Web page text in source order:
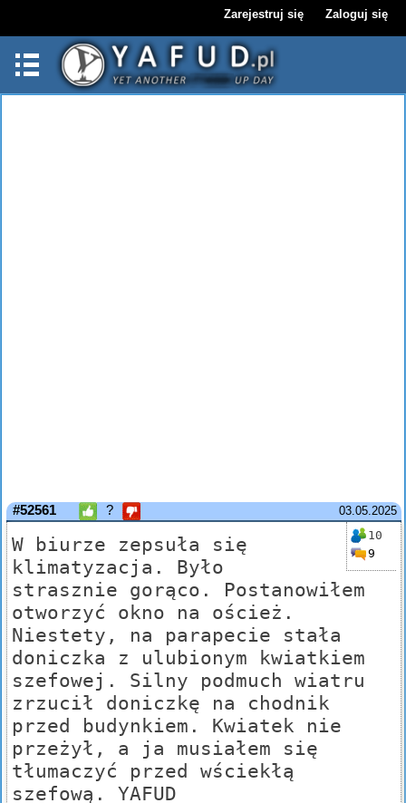
Zarejestruj się Zaloguj się
03.05.2025
#52561 ?
10
9
W biurze zepsuła się
klimatyzacja. Było
strasznie gorąco. Postanowiłem
otworzyć okno na oścież.
Niestety, na parapecie stała
doniczka z ulubionym kwiatkiem
szefowej. Silny podmuch wiatru
zrzucił doniczkę na chodnik
przed budynkiem. Kwiatek nie
przeżył, a ja musiałem się
tłumaczyć przed wściekłą
szefową. YAFUD